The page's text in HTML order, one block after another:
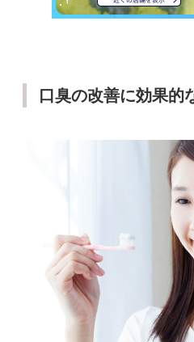
口臭の改善に効果的